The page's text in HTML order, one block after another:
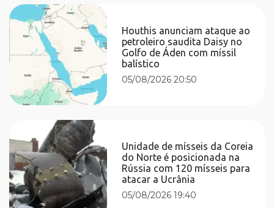
Houthis anunciam ataque ao
petroleiro saudita Daisy no
Golfo de Áden com míssil
balístico
05/08/2026 20:50
Unidade de mísseis da Coreia
do Norte é posicionada na
Rússia com 120 mísseis para
atacar a Ucrânia
05/08/2026 19:40